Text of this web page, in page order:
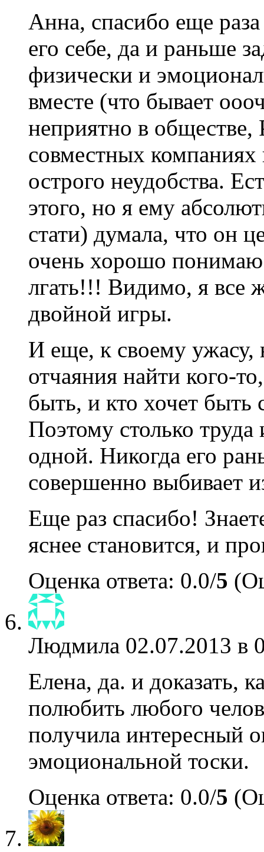
Анна, спасибо еще
его себе, да и раньше
физически и
вместе (что бывает
неприятно в обществе,
совместных
острого неудобства.
этого, но я ему
стати) думала, что он
очень хорошо понимаю
лгать!!! Видимо, я все
двойной игры.
И еще, к своему ужасу,
отчаяния найти кого-
быть, и кто хочет
Поэтому столько труда
одной. Никогда его
совершенно выбивает
Еще раз спасибо!
яснее становится, и
Оценка ответа: 0.0/5
Людмила 02.07.2013 в
Елена, да. и доказать,
полюбить любого
получила интересный
эмоциональной тоски.
Оценка ответа: 0.0/5